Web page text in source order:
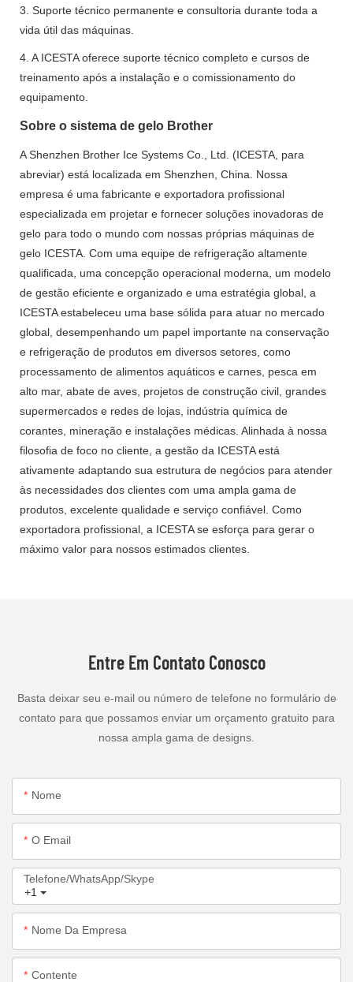
3. Suporte técnico permanente e consultoria durante toda a
vida útil das máquinas.
4. A ICESTA oferece suporte técnico completo e cursos de
treinamento após a instalação e o comissionamento do
equipamento.
Sobre o sistema de gelo Brother
A Shenzhen Brother Ice Systems Co., Ltd. (ICESTA, para
abreviar) está localizada em Shenzhen, China. Nossa
empresa é uma fabricante e exportadora profissional
especializada em projetar e fornecer soluções inovadoras de
gelo para todo o mundo com nossas próprias máquinas de
gelo ICESTA. Com uma equipe de refrigeração altamente
qualificada, uma concepção operacional moderna, um modelo
de gestão eficiente e organizado e uma estratégia global, a
ICESTA estabeleceu uma base sólida para atuar no mercado
global, desempenhando um papel importante na conservação
e refrigeração de produtos em diversos setores, como
processamento de alimentos aquáticos e carnes, pesca em
alto mar, abate de aves, projetos de construção civil, grandes
supermercados e redes de lojas, indústria química de
corantes, mineração e instalações médicas. Alinhada à nossa
filosofia de foco no cliente, a gestão da ICESTA está
ativamente adaptando sua estrutura de negócios para atender
às necessidades dos clientes com uma ampla gama de
produtos, excelente qualidade e serviço confiável. Como
exportadora profissional, a ICESTA se esforça para gerar o
máximo valor para nossos estimados clientes.
Entre Em Contato Conosco
Basta deixar seu e-mail ou número de telefone no formulário de
contato para que possamos enviar um orçamento gratuito para
nossa ampla gama de designs.
Nome
O Email
+1
Telefone/WhatsApp/Skype
Nome Da Empresa
Contente